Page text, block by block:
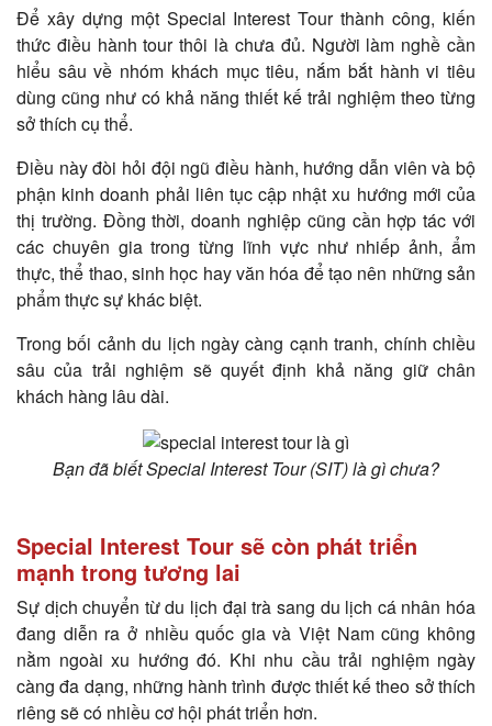
Để xây dựng một Special Interest Tour thành công, kiến
thức điều hành tour thôi là chưa đủ. Người làm nghề cần
hiểu sâu về nhóm khách mục tiêu, nắm bắt hành vi tiêu
dùng cũng như có khả năng thiết kế trải nghiệm theo từng
sở thích cụ thể.
Điều này đòi hỏi đội ngũ điều hành, hướng dẫn viên và bộ
phận kinh doanh phải liên tục cập nhật xu hướng mới của
thị trường. Đồng thời, doanh nghiệp cũng cần hợp tác với
các chuyên gia trong từng lĩnh vực như nhiếp ảnh, ẩm
thực, thể thao, sinh học hay văn hóa để tạo nên những sản
phẩm thực sự khác biệt.
Trong bối cảnh du lịch ngày càng cạnh tranh, chính chiều
sâu của trải nghiệm sẽ quyết định khả năng giữ chân
khách hàng lâu dài.
Bạn đã biết Special Interest Tour (SIT) là gì chưa?
Special Interest Tour sẽ còn phát triển
mạnh trong tương lai
Sự dịch chuyển từ du lịch đại trà sang du lịch cá nhân hóa
đang diễn ra ở nhiều quốc gia và Việt Nam cũng không
nằm ngoài xu hướng đó. Khi nhu cầu trải nghiệm ngày
càng đa dạng, những hành trình được thiết kế theo sở thích
riêng sẽ có nhiều cơ hội phát triển hơn.